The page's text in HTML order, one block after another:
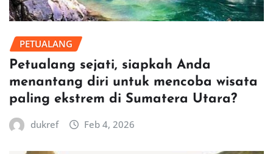
PETUALANG
Petualang sejati, siapkah Anda
menantang diri untuk mencoba wisata
paling ekstrem di Sumatera Utara?
dukref Feb 4, 2026